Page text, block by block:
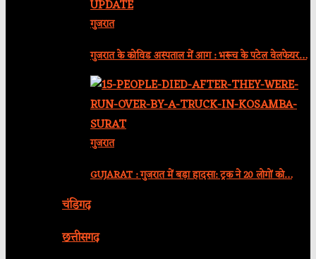
गुजरात
गुजरात के कोविड अस्पताल में आग : भरूच के पटेल वेलफेयर…
गुजरात
GUJARAT : गुजरात में बड़ा हादसा: ट्रक ने 20 लोगों को…
चंडिगढ़
छत्तीसगढ़